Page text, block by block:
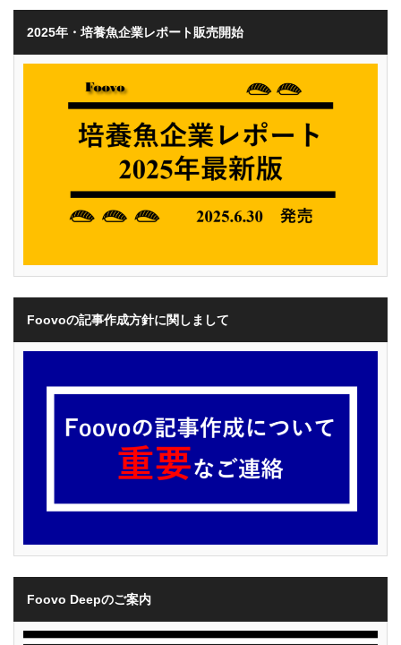
2025年・培養魚企業レポート販売開始
Foovoの記事作成方針に関しまして
Foovo Deepのご案内